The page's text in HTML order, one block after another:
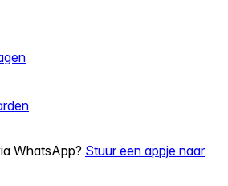
WhatsApp? Stuur een appje naar